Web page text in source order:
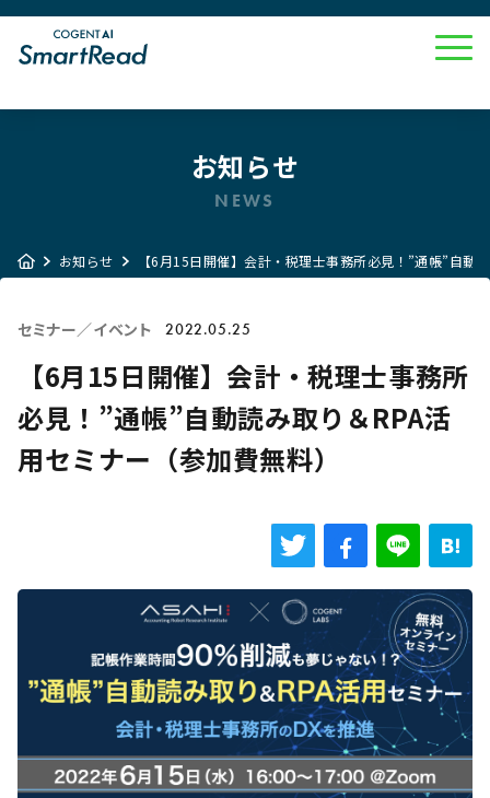
お知らせ
NEWS
お知らせ 【6月15日開催】会計・税理士事務所必見！”通帳”自動
セミナー／イベント 2022.05.25
【6月15日開催】会計・税理士事務所
必見！”通帳”自動読み取り＆RPA活
用セミナー（参加費無料）